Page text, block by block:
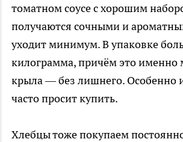
томатном соусе с хорошим
получаются сочными и
уходит минимум. В упаковке
килограмма, причём это именно
крыла — без лишнего. Особенно
часто просит купить.
Хлебцы тоже покупаем